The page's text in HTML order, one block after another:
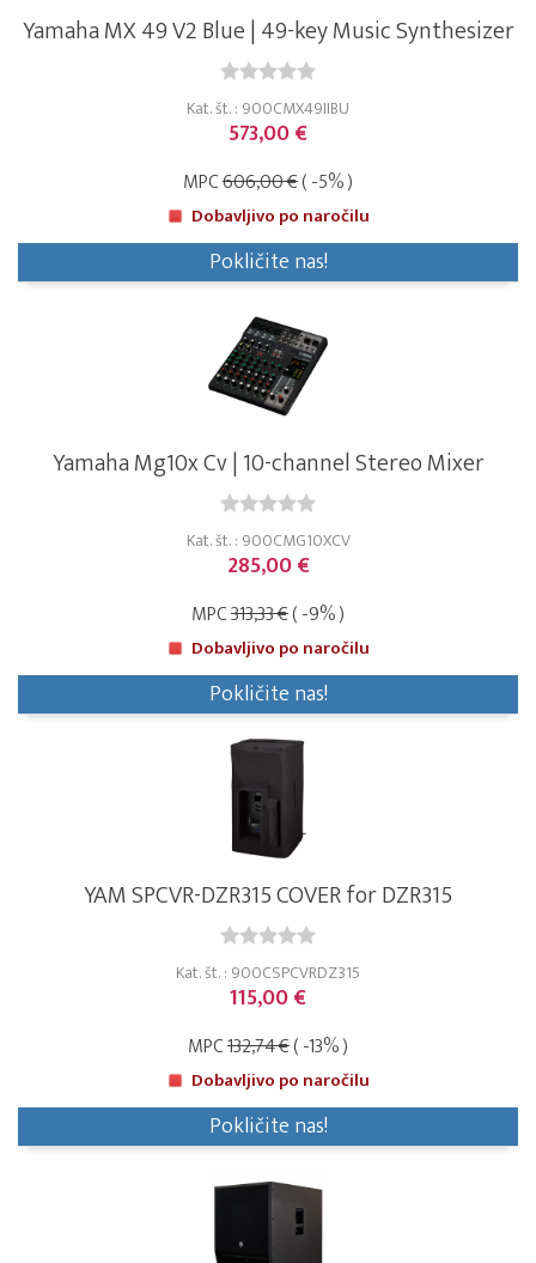
Yamaha MX 49 V2 Blue | 49-key Music Synthesizer
Kat. št. : 900CMX49IIBU
573,00 €
MPC606,00 €( -5% )
Dobavljivo po naročilu
Pokličite nas!
Yamaha Mg10x Cv | 10-channel Stereo Mixer
Kat. št. : 900CMG10XCV
285,00 €
MPC313,33 €( -9% )
Dobavljivo po naročilu
Pokličite nas!
YAM SPCVR-DZR315 COVER for DZR315
Kat. št. : 900CSPCVRDZ315
115,00 €
MPC132,74 €( -13% )
Dobavljivo po naročilu
Pokličite nas!